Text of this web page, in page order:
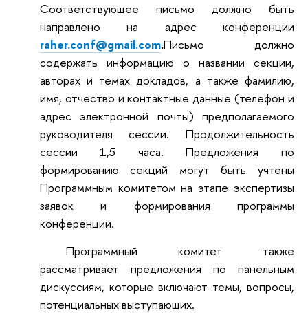
Соответствующее письмо должно быть
направлено на адрес конференции
raher.conf@gmail.com.Письмо должно
содержать информацию о названии секции,
авторах и темах докладов, а также фамилию,
имя, отчество и контактные данные (телефон и
адрес электронной почты) предполагаемого
руководителя сессии. Продолжительность
сессии 1,5 часа. Предложения по
формированию секций могут быть учтены
Программным комитетом на этапе экспертизы
заявок и формирования программы
конференции.
Программный комитет также
рассматривает предложения по панельным
дискуссиям, которые включают темы, вопросы,
потенциальных выступающих.